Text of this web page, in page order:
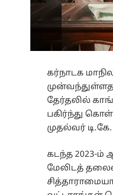
கர்நாடக
தேர்தலில்
பகிர்ந்து
முதல்வர்
கடந்த 2023-ம்
மேலிடத்